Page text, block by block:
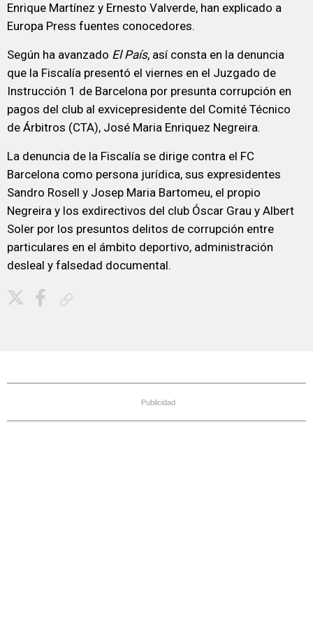
Enrique Martínez y Ernesto Valverde, han explicado a
Europa Press fuentes conocedores.
Según ha avanzado El País, así consta en la denuncia
que la Fiscalía presentó el viernes en el Juzgado de
Instrucción 1 de Barcelona por presunta corrupción en
pagos del club al exvicepresidente del Comité Técnico
de Árbitros (CTA), José Maria Enriquez Negreira.
La denuncia de la Fiscalía se dirige contra el FC
Barcelona como persona jurídica, sus expresidentes
Sandro Rosell y Josep Maria Bartomeu, el propio
Negreira y los exdirectivos del club Óscar Grau y Albert
Soler por los presuntos delitos de corrupción entre
particulares en el ámbito deportivo, administración
desleal y falsedad documental.
Publicidad